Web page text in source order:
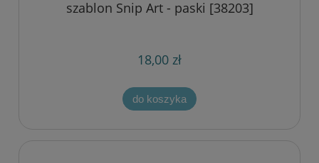
szablon Snip Art - paski [38203]
18,00 zł
do koszyka